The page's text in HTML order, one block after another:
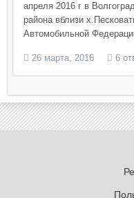
апреля 2016 г в
района вблизи
Автомобильной
26 марта, 2016 6